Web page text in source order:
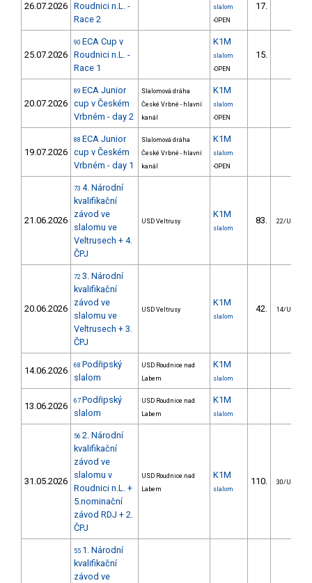
26.07.2026 Roudnici n.L. -
Race 2
slalom
-OPEN
17.
25.07.2026
90 ECA Cup v
Roudnici n.L. -
Race 1
K1M
slalom
-OPEN
15.
20.07.2026
89 ECA Junior
cup v Českém
Vrbném - day 2
Slalomová dráha
České Vrbné - hlavní
kanál
K1M
slalom
-OPEN
19.07.2026
88 ECA Junior
cup v Českém
Vrbném - day 1
Slalomová dráha
České Vrbné - hlavní
kanál
K1M
slalom
-OPEN
21.06.2026
73 4. Národní
kvalifikační
závod ve
slalomu ve
Veltrusech + 4.
ČPJ
USD Veltrusy
K1M
slalom
83. 22/U23
20.06.2026
72 3. Národní
kvalifikační
závod ve
slalomu ve
Veltrusech + 3.
ČPJ
USD Veltrusy
K1M
slalom
42. 14/U23
14.06.2026 68 Podřipský
slalom
USD Roudnice nad
Labem
K1M
slalom
13.06.2026 67 Podřipský
slalom
USD Roudnice nad
Labem
K1M
slalom
31.05.2026
56 2. Národní
kvalifikační
závod ve
slalomu v
Roudnici n.L. +
5.nominační
závod RDJ + 2.
ČPJ
USD Roudnice nad
Labem
K1M
slalom
110. 30/U23
55 1. Národní
kvalifikační
závod ve